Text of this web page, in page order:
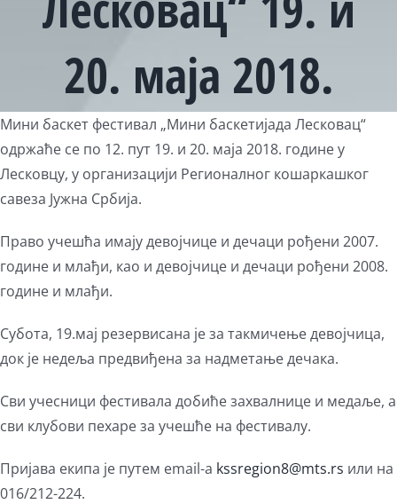
20. маја 2018.
View
Larger
Image
Мини баскет фестивал „Мини баскетијада Лесковац“
одржаће се по 12. пут 19. и 20. маја 2018. године у
Лесковцу, у организацији Регионалног кошаркашког
савеза Јужна Србија.
Право учешћа имају девојчице и дечаци рођени 2007.
године и млађи, као и девојчице и дечаци рођени 2008.
године и млађи.
Субота, 19.мај резервисана је за такмичење девојчица,
док је недеља предвиђена за надметање дечака.
Сви учесници фестивала добиће захвалнице и медаље, а
сви клубови пехаре за учешће на фестивалу.
Пријава екипа је путем email-a kssregion8@mts.rs или на
016/212-224.